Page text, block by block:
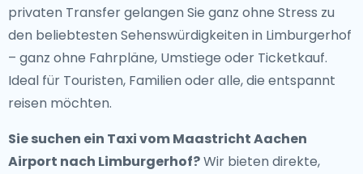
privaten Transfer gelangen Sie ganz ohne Stress zu
den beliebtesten Sehenswürdigkeiten in Limburgerhof
– ganz ohne Fahrpläne, Umstiege oder Ticketkauf.
Ideal für Touristen, Familien oder alle, die entspannt
reisen möchten.
Sie suchen ein Taxi vom Maastricht Aachen
Airport nach Limburgerhof?Wir bieten direkte,